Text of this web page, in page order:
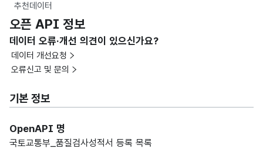
추천데이터
오픈 API 정보
데이터 오류·개선 의견이 있으신가요?
데이터 개선요청
오류신고 및 문의
기본 정보
OpenAPI 명
국토교통부_품질검사성적서 등록 목록